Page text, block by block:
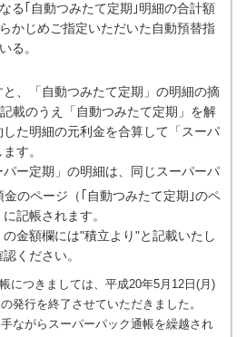
る｢自動つみたて定期｣明細の合計額
かじめご指定いただいた自動預替指
る。
、「自動つみたて定期」の明細の摘
載のうえ「自動つみたて定期」を解
た明細の元利金を合算して「スーパ
す。
ー定期」の明細は、同じスーパーパ
金のページ（｢自動つみたて定期｣のペ
記帳されます。
金額欄には"積立より"と記載いたし
ください。
につきましては、平成20年5月12日(月)
発行を終了させていただきました。
ながらスーパーパック通帳を繰越され